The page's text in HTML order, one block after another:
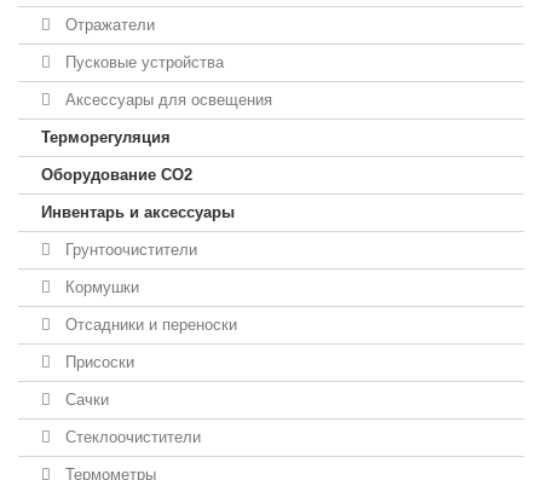
Отражатели
Пусковые устройства
Аксессуары для освещения
Терморегуляция
Оборудование CO2
Инвентарь и аксессуары
Грунтоочистители
Кормушки
Отсадники и переноски
Присоски
Сачки
Стеклоочистители
Термометры